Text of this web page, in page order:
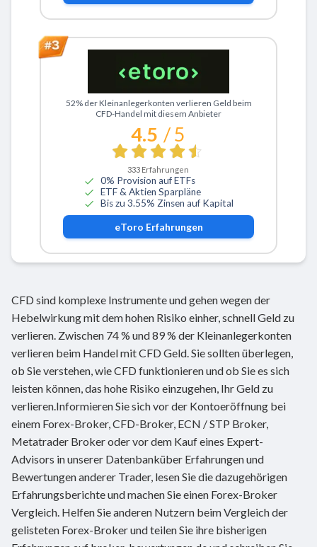
Zu eToro
52% der Kleinanlegerkonten verlieren Geld beim
CFD-Handel mit diesem Anbieter
4.5 / 5
333 Erfahrungen
0% Provision auf ETFs
ETF & Aktien Sparpläne
Bis zu 3.55% Zinsen auf Kapital
eToro Erfahrungen
CFD sind komplexe Instrumente und gehen wegen der
Hebelwirkung mit dem hohen Risiko einher, schnell Geld zu
verlieren. Zwischen 74 % und 89 % der Kleinanlegerkonten
verlieren beim Handel mit CFD Geld. Sie sollten überlegen,
ob Sie verstehen, wie CFD funktionieren und ob Sie es sich
leisten können, das hohe Risiko einzugehen, Ihr Geld zu
verlieren.Informieren Sie sich vor der Kontoeröffnung bei
einem Forex-Broker, CFD-Broker, ECN / STP Broker,
Metatrader Broker oder vor dem Kauf eines Expert-
Advisors in unserer Datenbanküber Erfahrungen und
Bewertungen anderer Trader, lesen Sie die dazugehörigen
Erfahrungsberichte und machen Sie einen Forex-Broker
Vergleich. Helfen Sie anderen Nutzern beim Vergleich der
gelisteten Forex-Broker und teilen Sie ihre bisherigen